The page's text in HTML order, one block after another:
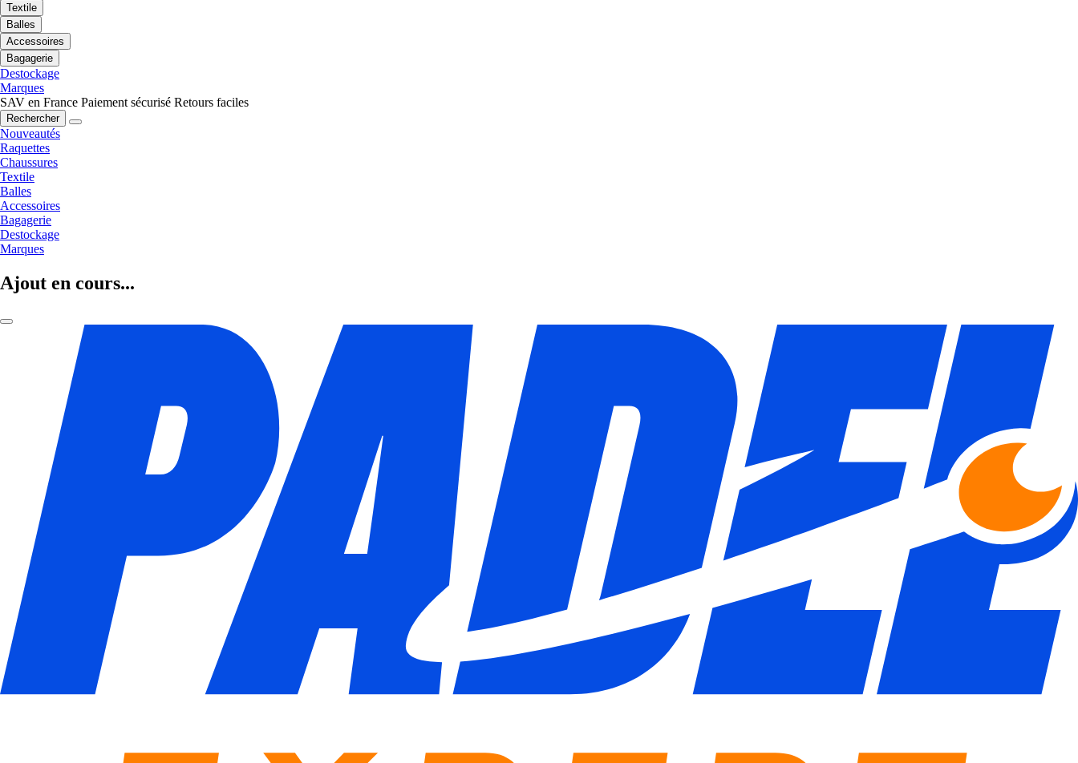
Textile
Balles
Accessoires
Bagagerie
Destockage
Marques
SAV en France Paiement sécurisé Retours faciles
Rechercher
Nouveautés
Raquettes
Chaussures
Textile
Balles
Accessoires
Bagagerie
Destockage
Marques
Ajout en cours...